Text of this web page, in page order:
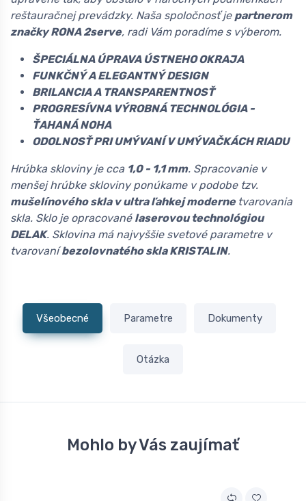
reštauračnej prevádzky. Naša spoločnosť je partnerom
značky RONA 2serve, radi Vám poradíme s výberom.
ŠPECIÁLNA ÚPRAVA ÚSTNEHO OKRAJA
FUNKČNÝ A ELEGANTNÝ DESIGN
BRILANCIA A TRANSPARENTNOSŤ
PROGRESÍVNA VÝROBNÁ TECHNOLÓGIA -
ŤAHANÁ NOHA
ODOLNOSŤ PRI UMÝVANÍ V UMÝVAČKÁCH RIADU
Hrúbka skloviny je cca 1,0 - 1,1 mm. Spracovanie v
menšej hrúbke skloviny ponúkame v podobe tzv.
mušelínového skla v ultra ľahkej moderne tvarovania
skla. Sklo je opracované laserovou technológiou
DELAK. Sklovina má najvyššie svetové parametre v
tvarovaníbezolovnatého skla KRISTALIN.
Všeobecné Parametre Dokumenty
Otázka
Mohlo by Vás zaujímať